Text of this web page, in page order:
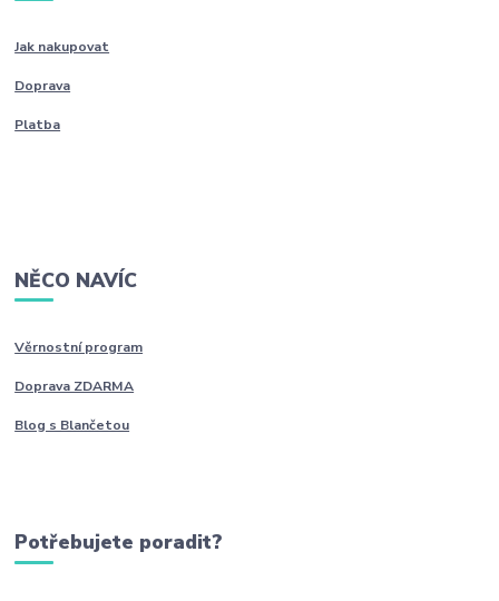
Jak nakupovat
Doprava
Platba
NĚCO NAVÍC
Věrnostní program
Doprava ZDARMA
Blog s Blančetou
Potřebujete poradit?